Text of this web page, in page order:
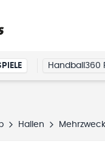
Handball360
Hallen